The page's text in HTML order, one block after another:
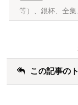
等）、銀杯、全
この記事の